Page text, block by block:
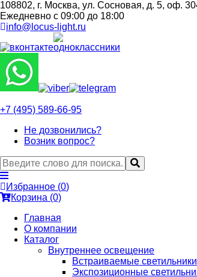
108802, г. Москва, ул. Сосновая, д. 5, оф.
Ежедневно с 09:00 до 18:00
info@locus-light.ru
+7 (495) 589-66-95
Не дозвонились?
Возник вопрос?
Избранное (0)
Корзина (0)
Главная
О компании
Каталог
Внутреннее освещение
Встраиваемые светильники
Экспозиционные